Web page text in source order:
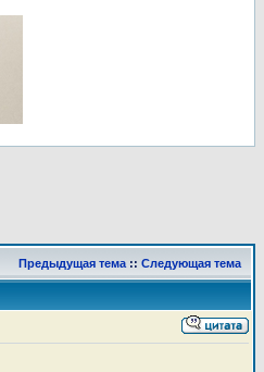
Предыдущая тема :: Следующая тема